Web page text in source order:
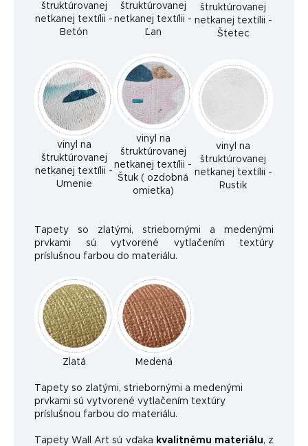
štruktúrovanej
netkanej textílii -
Betón
štruktúrovanej
netkanej textílii -
Ľan
štruktúrovanej
netkanej textílii -
Štetec
vinyl na
štruktúrovanej
netkanej textílii -
Umenie
vinyl na
štruktúrovanej
netkanej textílii -
Štuk ( ozdobná
omietka)
vinyl na
štruktúrovanej
netkanej textílii -
Rustik
Tapety so zlatými, striebornými a medenými
prvkami sú vytvorené vytlačením textúry
príslušnou farbou do materiálu.
Zlatá Medená
Tapety so zlatými, striebornými a medenými
prvkami sú vytvorené vytlačením textúry
príslušnou farbou do materiálu.
Tapety Wall Art sú vďaka kvalitnému materiálu, z